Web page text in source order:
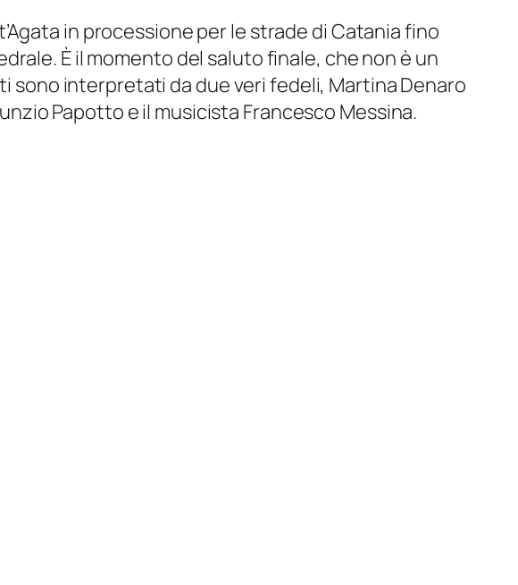
in processione per le strade di Catania fino
È il momento del saluto finale, che non è un
sono interpretati da due veri fedeli, Martina Denaro
Papotto e il musicista Francesco Messina.